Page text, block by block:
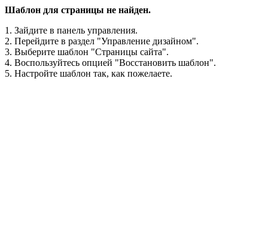
Шаблон для страницы не найден.
1. Зайдите в панель управления.
2. Перейдите в раздел "Управление дизайном".
3. Выберите шаблон "Страницы сайта".
4. Воспользуйтесь опцией "Восстановить шаблон".
5. Настройте шаблон так, как пожелаете.